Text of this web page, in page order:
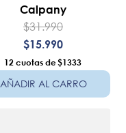
Calpany
$31.990
$15 990
12 $1333
AÑADIR AL CARRO